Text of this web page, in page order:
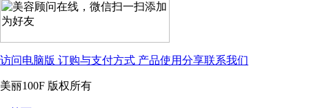
访问电脑版 订购与支付方式 产品使用分享联系我们
美丽100F 版权所有